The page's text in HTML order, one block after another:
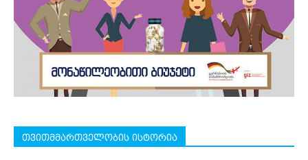
თვითმმართველობის ისტორია